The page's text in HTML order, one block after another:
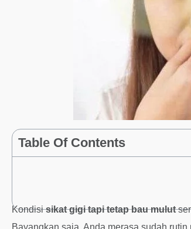
Table Of Contents
Kondisisikat gigi tapi tetap bau mulut
Bayangkan saja, Anda merasa sudah